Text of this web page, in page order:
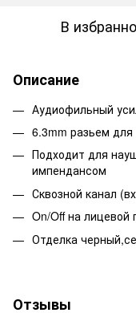
В
Описание
Аудиофильный
6.3mm разьем
Подходит для
импендансом
Сквозной канал
On/Off на лицевой
Отделка
Отзывы